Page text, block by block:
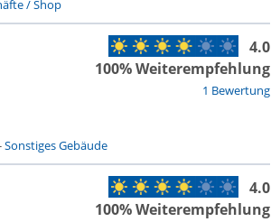
/ Shop
1 Bewertung
4.0
100% Weiterempfehlung
Sonstiges Gebäude
4.0
100% Weiterempfehlung